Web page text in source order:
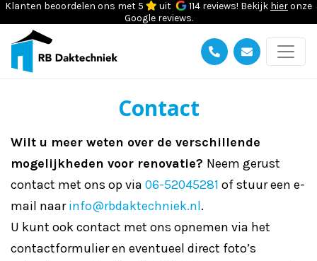
Klanten beoordelen ons met 5 uit 114 reviews! Bekijk hieronze
Google reviews.
Contact
Wilt u meer weten over de verschillende
mogelijkheden voor renovatie? Neem gerust
contact met ons op via 06-52045281 of stuur een e-
mail naarinfo@rbdaktechniek.nl.
U kunt ook contact met ons opnemen via het
contactformulier en eventueel direct foto’s